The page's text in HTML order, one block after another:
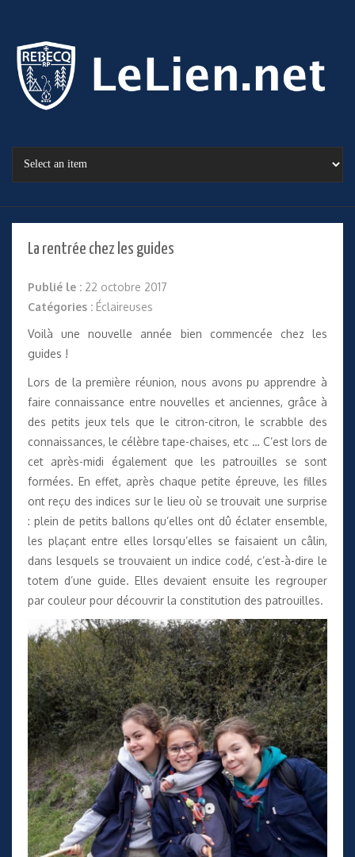
La rentrée chez les guides
Publié le : 22 octobre 2017
Catégories : Éclaireuses
Voilà une nouvelle année bien commencée chez les
guides !
Lors de la première réunion, nous avons pu apprendre à
faire connaissance entre nouvelles et anciennes, grâce à
des petits jeux tels que le citron-citron, le scrabble des
connaissances, le célèbre tape-chaises, etc … C’est lors de
cet après-midi également que les patrouilles se sont
formées. En effet, après chaque petite épreuve, les filles
ont reçu des indices sur le lieu où se trouvait une surprise
: plein de petits ballons qu’elles ont dû éclater ensemble,
les plaçant entre elles lorsqu’elles se faisaient un câlin,
dans lesquels se trouvaient un indice codé, c’est-à-dire le
totem d’une guide. Elles devaient ensuite les regrouper
par couleur pour découvrir la constitution des patrouilles.